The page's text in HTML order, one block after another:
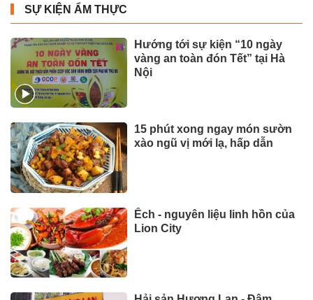
SỰ KIỆN ẨM THỰC
Hướng tới sự kiện “10 ngày
vàng an toàn đón Tết” tại Hà
Nội
15 phút xong ngay món sườn
xào ngũ vị mới lạ, hấp dẫn
Ếch - nguyên liệu linh hồn của
Lion City